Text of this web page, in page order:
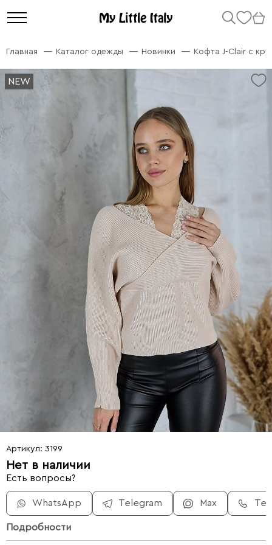
Главная Каталог одежды Новинки Кофта J-Clair с
NEW
NEW
Артикул: 3199
Нет в наличии
Есть вопросы?
WhatsApp Telegram Max
Подробности